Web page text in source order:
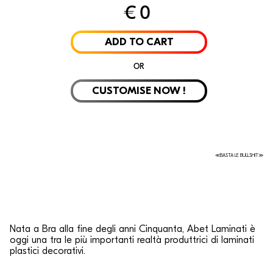
Velvet€0
ADD TO CART
OR
CUSTOMISE NOW !
≪BASTA LE BULLSHIT≫
Nata a Bra alla fine degli anni Cinquanta, Abet Laminati è
oggi una tra le più importanti realtà produttrici di laminati
plastici decorativi.